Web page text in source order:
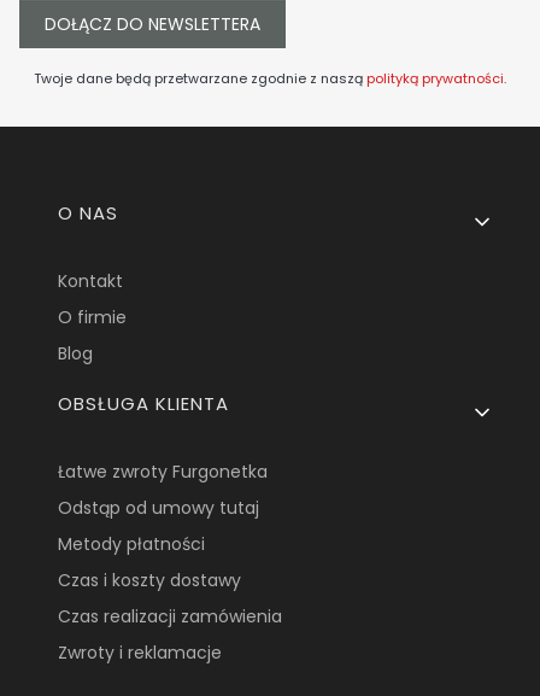
DOŁĄCZ DO NEWSLETTERA
Twoje dane będą przetwarzane zgodnie z naszą polityką prywatności.
Linki w stopce
O NAS
Kontakt
O firmie
Blog
OBSŁUGA KLIENTA
Łatwe zwroty Furgonetka
Odstąp od umowy tutaj
Metody płatności
Czas i koszty dostawy
Czas realizacji zamówienia
Zwroty i reklamacje